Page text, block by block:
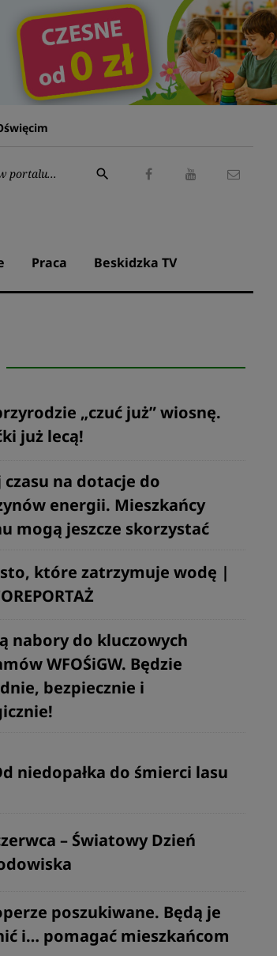
Wyszukaj:
search
Praca Beskidzka TV
„czuć już” wiosnę.
już lecą!
czasu na dotacje do
energii. Mieszkańcy
mogą jeszcze skorzystać
które zatrzymuje wodę |
nabory do kluczowych
WFOŚiGW. Będzie
bezpiecznie i
niedopałka do śmierci lasu
– Światowy Dzień
poszukiwane. Będą je
i… pomagać mieszkańcom